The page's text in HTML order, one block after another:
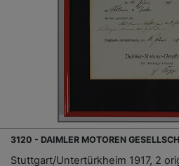
3120 - DAIMLER MOTOREN
Stuttgart/Untertürkheim 1917, 2